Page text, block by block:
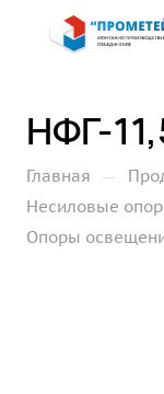
НФГ-
Главная —
Несиловые
Опоры